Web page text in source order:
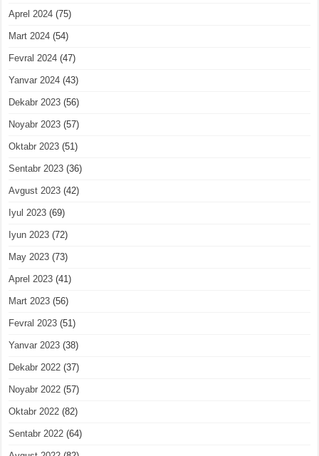
Aprel 2024 (75)
Mart 2024 (54)
Fevral 2024 (47)
Yanvar 2024 (43)
Dekabr 2023 (56)
Noyabr 2023 (57)
Oktabr 2023 (51)
Sentabr 2023 (36)
Avgust 2023 (42)
Iyul 2023 (69)
Iyun 2023 (72)
May 2023 (73)
Aprel 2023 (41)
Mart 2023 (56)
Fevral 2023 (51)
Yanvar 2023 (38)
Dekabr 2022 (37)
Noyabr 2022 (57)
Oktabr 2022 (82)
Sentabr 2022 (64)